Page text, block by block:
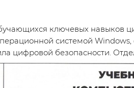
ключевых навыков
системой
цифровой безопасности.
развитию логического и